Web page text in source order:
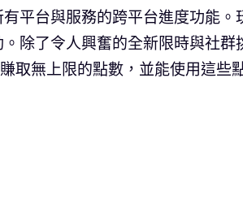
平台與服務的跨平台進度功能。
除了令人興奮的全新限時與社群
取無上限的點數，並能使用這些